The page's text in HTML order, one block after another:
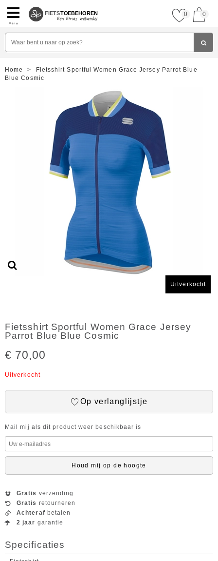
Menu
FIETSTOEBEHOREN 0 0
Home >
Fietsshirt Sportful Women Grace Jersey Parrot Blue
Blue Cosmic
Uitverkocht
Fietsshirt Sportful Women Grace Jersey
Parrot Blue Blue Cosmic
€ 70,00
Uitverkocht
Op verlanglijstje
Mail mij als dit product weer beschikbaar is
Houd mij op de hoogte
Gratis verzending
Gratis retourneren
Achteraf betalen
2 jaar garantie
Specificaties